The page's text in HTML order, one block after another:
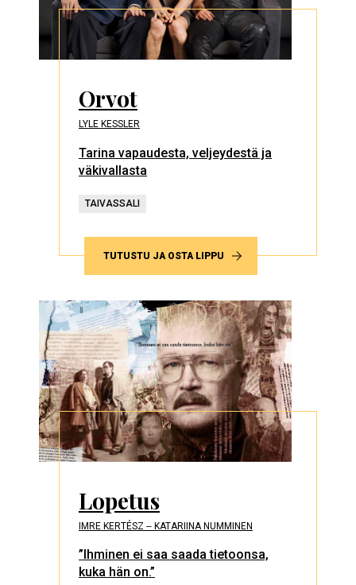
Orvot
LYLE KESSLER
Tarina vapaudesta, veljeydestä ja
väkivallasta
TAIVASSALI
TUTUSTU JA OSTA LIPPU
Lopetus
IMRE KERTÉSZ ‒ KATARIINA NUMMINEN
”Ihminen ei saa saada tietoonsa,
kuka hän on.”